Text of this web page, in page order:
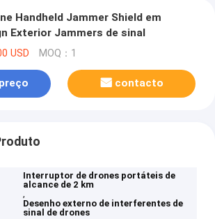
Handheld Jammer Shield em
Exterior Jammers de sinal
USD MOQ：1
contacto
Interruptor de drones portáteis de
alcance de 2 km
,
Desenho externo de interferentes de
sinal de drones